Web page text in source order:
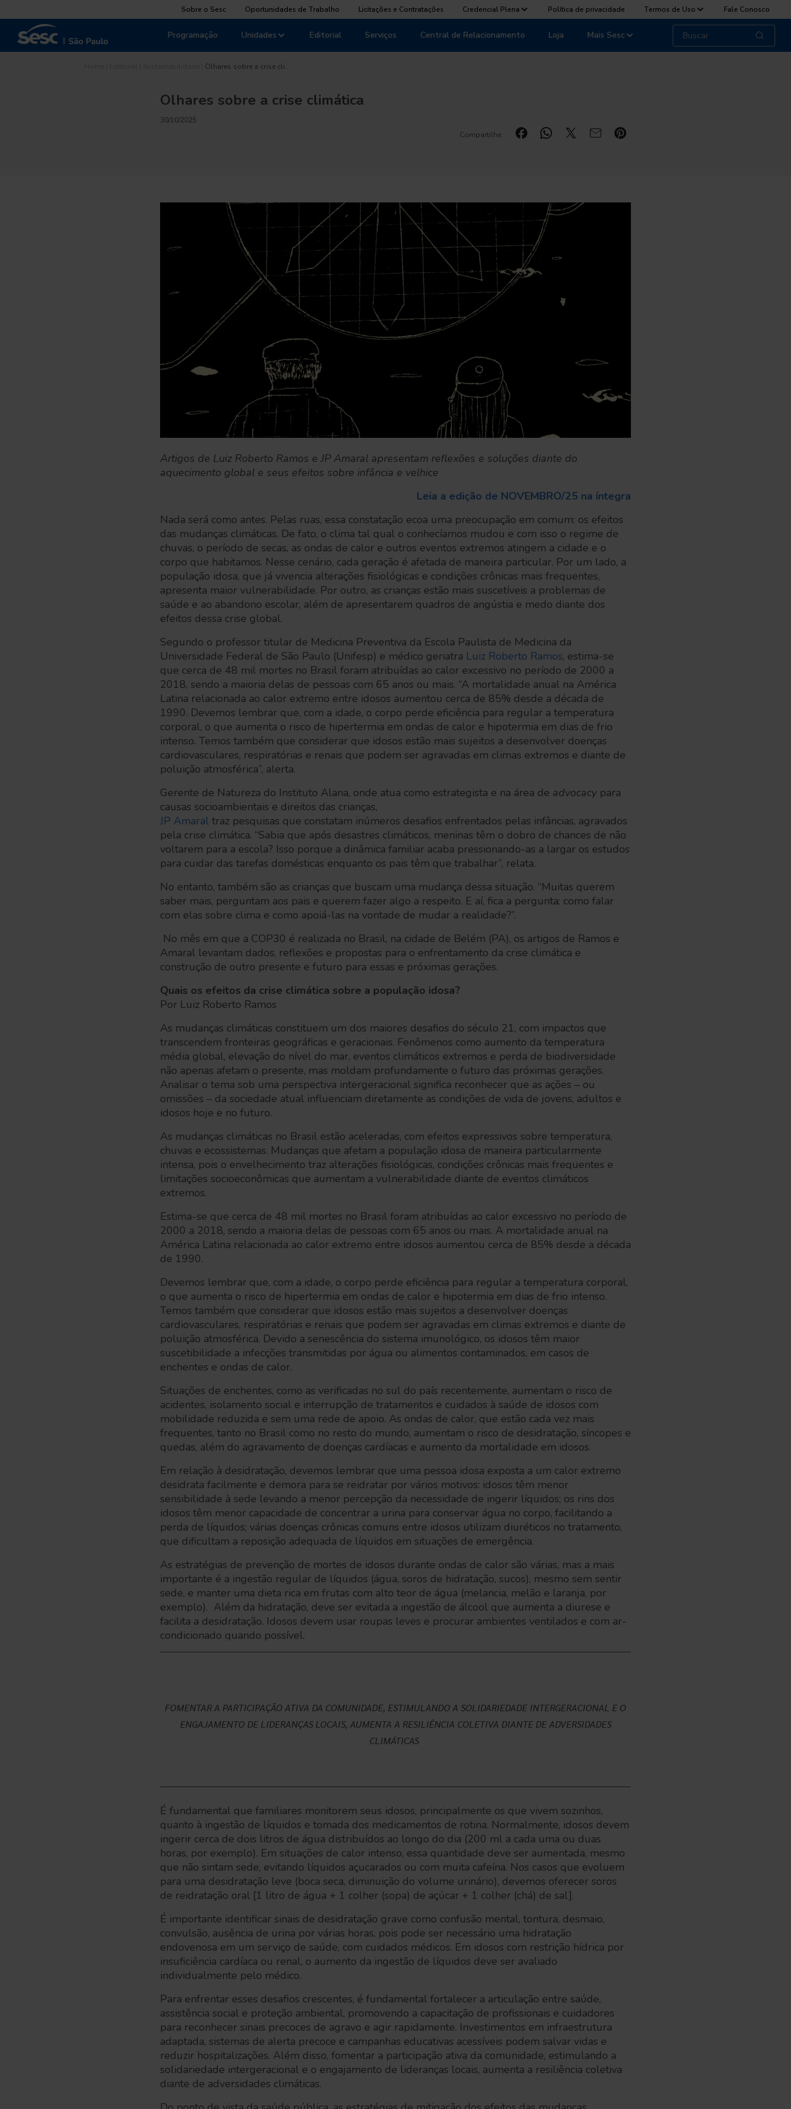
Sobre o Sesc Oportunidades de Trabalho Licitações e Contratações Credencial Plena Política de privacidade Termos de Uso Fale Conosco
Unidades
Programação Editorial Serviços Central de Relacionamento Loja Mais Sesc
Olhares sobre a crise cli…
Olhares sobre a crise climática
30/10/2025
Compartilhe:
Artigos de Luiz Roberto Ramos e JP Amaral apresentam reflexões e soluções diante do
aquecimento global e seus efeitos sobre infância e velhice
Leia a edição de NOVEMBRO/25 na íntegra
Nada será como antes. Pelas ruas, essa constatação ecoa uma preocupação em comum: os efeitos
das mudanças climáticas. De fato, o clima tal qual o conhecíamos mudou e com isso o regime de
chuvas, o período de secas, as ondas de calor e outros eventos extremos atingem a cidade e o
corpo que habitamos. Nesse cenário, cada geração é afetada de maneira particular. Por um lado, a
população idosa, que já vivencia alterações fisiológicas e condições crônicas mais frequentes,
apresenta maior vulnerabilidade. Por outro, as crianças estão mais suscetíveis a problemas de
saúde e ao abandono escolar, além de apresentarem quadros de angústia e medo diante dos
efeitos dessa crise global.
Segundo o professor titular de Medicina Preventiva da Escola Paulista de Medicina da
Universidade Federal de São Paulo (Unifesp) e médico geriatra Luiz Roberto Ramos, estima-se
que cerca de 48 mil mortes no Brasil foram atribuídas ao calor excessivo no período de 2000 a
2018, sendo a maioria delas de pessoas com 65 anos ou mais. “A mortalidade anual na América
Latina relacionada ao calor extremo entre idosos aumentou cerca de 85% desde a década de
1990. Devemos lembrar que, com a idade, o corpo perde eficiência para regular a temperatura
corporal, o que aumenta o risco de hipertermia em ondas de calor e hipotermia em dias de frio
intenso. Temos também que considerar que idosos estão mais sujeitos a desenvolver doenças
cardiovasculares, respiratórias e renais que podem ser agravadas em climas extremos e diante de
poluição atmosférica”, alerta.
Gerente de Natureza do Instituto Alana, onde atua como estrategista e na área de advocacy para
causas socioambientais e direitos das crianças,
JP Amaral traz pesquisas que constatam inúmeros desafios enfrentados pelas infâncias, agravados
pela crise climática. “Sabia que após desastres climáticos, meninas têm o dobro de chances de não
voltarem para a escola? Isso porque a dinâmica familiar acaba pressionando-as a largar os estudos
para cuidar das tarefas domésticas enquanto os pais têm que trabalhar”, relata.
No entanto, também são as crianças que buscam uma mudança dessa situação. “Muitas querem
saber mais, perguntam aos pais e querem fazer algo a respeito. E aí, fica a pergunta: como falar
com elas sobre clima e como apoiá-las na vontade de mudar a realidade?”.
No mês em que a COP30 é realizada no Brasil, na cidade de Belém (PA), os artigos de Ramos e
Amaral levantam dados, reflexões e propostas para o enfrentamento da crise climática e
construção de outro presente e futuro para essas e próximas gerações.
Quais os efeitos da crise climática sobre a população idosa?
Por Luiz Roberto Ramos
As mudanças climáticas constituem um dos maiores desafios do século 21, com impactos que
transcendem fronteiras geográficas e geracionais. Fenômenos como aumento da temperatura
média global, elevação do nível do mar, eventos climáticos extremos e perda de biodiversidade
não apenas afetam o presente, mas moldam profundamente o futuro das próximas gerações.
Analisar o tema sob uma perspectiva intergeracional significa reconhecer que as ações – ou
omissões – da sociedade atual influenciam diretamente as condições de vida de jovens, adultos e
idosos hoje e no futuro.
As mudanças climáticas no Brasil estão aceleradas, com efeitos expressivos sobre temperatura,
chuvas e ecossistemas. Mudanças que afetam a população idosa de maneira particularmente
intensa, pois o envelhecimento traz alterações fisiológicas, condições crônicas mais frequentes e
limitações socioeconômicas que aumentam a vulnerabilidade diante de eventos climáticos
extremos.
Estima-se que cerca de 48 mil mortes no Brasil foram atribuídas ao calor excessivo no período de
2000 a 2018, sendo a maioria delas de pessoas com 65 anos ou mais. A mortalidade anual na
América Latina relacionada ao calor extremo entre idosos aumentou cerca de 85% desde a década
de 1990.
Devemos lembrar que, com a idade, o corpo perde eficiência para regular a temperatura corporal,
o que aumenta o risco de hipertermia em ondas de calor e hipotermia em dias de frio intenso.
Temos também que considerar que idosos estão mais sujeitos a desenvolver doenças
cardiovasculares, respiratórias e renais que podem ser agravadas em climas extremos e diante de
poluição atmosférica. Devido a senescência do sistema imunológico, os idosos têm maior
suscetibilidade a infecções transmitidas por água ou alimentos contaminados, em casos de
enchentes e ondas de calor.
Situações de enchentes, como as verificadas no sul do país recentemente, aumentam o risco de
acidentes, isolamento social e interrupção de tratamentos e cuidados à saúde de idosos com
mobilidade reduzida e sem uma rede de apoio. As ondas de calor, que estão cada vez mais
frequentes, tanto no Brasil como no resto do mundo, aumentam o risco de desidratação, síncopes e
quedas, além do agravamento de doenças cardíacas e aumento da mortalidade em idosos.
Em relação à desidratação, devemos lembrar que uma pessoa idosa exposta a um calor extremo
desidrata facilmente e demora para se reidratar por vários motivos: idosos têm menor
sensibilidade à sede levando a menor percepção da necessidade de ingerir líquidos; os rins dos
idosos têm menor capacidade de concentrar a urina para conservar água no corpo, facilitando a
perda de líquidos; várias doenças crônicas comuns entre idosos utilizam diuréticos no tratamento,
que dificultam a reposição adequada de líquidos em situações de emergência.
As estratégias de prevenção de mortes de idosos durante ondas de calor são várias, mas a mais
importante é a ingestão regular de líquidos (água, soros de hidratação, sucos), mesmo sem sentir
sede, e manter uma dieta rica em frutas com alto teor de água (melancia, melão e laranja, por
exemplo). Além da hidratação, deve ser evitada a ingestão de álcool que aumenta a diurese e
facilita a desidratação. Idosos devem usar roupas leves e procurar ambientes ventilados e com ar-
condicionado quando possível.
FOMENTAR A PARTICIPAÇÃO ATIVA DA COMUNIDADE, ESTIMULANDO A SOLIDARIEDADE INTERGERACIONAL E O
ENGAJAMENTO DE LIDERANÇAS LOCAIS, AUMENTA A RESILIÊNCIA COLETIVA DIANTE DE ADVERSIDADES
CLIMÁTICAS
É fundamental que familiares monitorem seus idosos, principalmente os que vivem sozinhos,
quanto à ingestão de líquidos e tomada dos medicamentos de rotina. Normalmente, idosos devem
ingerir cerca de dois litros de água distribuídos ao longo do dia (200 ml a cada uma ou duas
horas, por exemplo). Em situações de calor intenso, essa quantidade deve ser aumentada, mesmo
que não sintam sede, evitando líquidos açucarados ou com muita cafeína. Nos casos que evoluem
para uma desidratação leve (boca seca, diminuição do volume urinário), devemos oferecer soros
de reidratação oral [1 litro de água + 1 colher (sopa) de açúcar + 1 colher (chá) de sal].
É importante identificar sinais de desidratação grave como confusão mental, tontura, desmaio,
convulsão, ausência de urina por várias horas, pois pode ser necessário uma hidratação
endovenosa em um serviço de saúde, com cuidados médicos. Em idosos com restrição hídrica por
insuficiência cardíaca ou renal, o aumento da ingestão de líquidos deve ser avaliado
individualmente pelo médico.
Para enfrentar esses desafios crescentes, é fundamental fortalecer a articulação entre saúde,
assistência social e proteção ambiental, promovendo a capacitação de profissionais e cuidadores
para reconhecer sinais precoces de agravo e agir rapidamente. Investimentos em infraestrutura
adaptada, sistemas de alerta precoce e campanhas educativas acessíveis podem salvar vidas e
reduzir hospitalizações. Além disso, fomentar a participação ativa da comunidade, estimulando a
solidariedade intergeracional e o engajamento de lideranças locais, aumenta a resiliência coletiva
diante de adversidades climáticas.